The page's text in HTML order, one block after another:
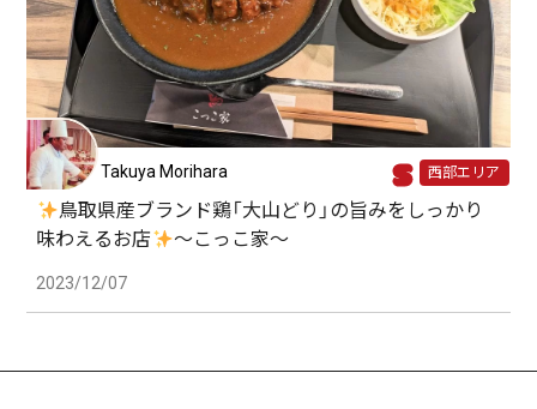
Takuya Morihara 西部エリア
鳥取県産ブランド鶏「大山どり」の旨みをしっかり
味わえるお店
〜こっこ家〜
2023/12/07